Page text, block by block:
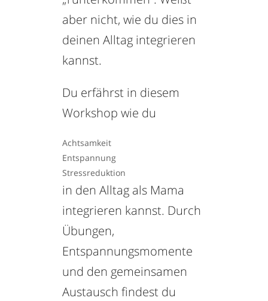
aber nicht, wie du dies in
deinen Alltag integrieren
kannst.
Du erfährst in diesem
Workshop wie du
Achtsamkeit
Entspannung
Stressreduktion
in den Alltag als Mama
integrieren kannst. Durch
Übungen,
Entspannungsmomente
und den gemeinsamen
Austausch findest du